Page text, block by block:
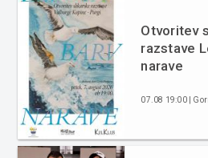
Otvoritev
razstave
narave
07.08 19:00 |